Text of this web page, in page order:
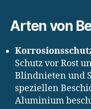
Arten von
Schutz vor Rost
Blindnieten und
speziellen
Aluminium